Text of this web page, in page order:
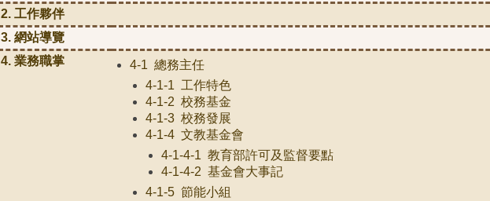
2. 工作夥伴
3. 網站導覽
4. 業務職掌
4-1 總務主任
4-1-1 工作特色
4-1-2 校務基金
4-1-3 校務發展
4-1-4 文教基金會
4-1-4-1 教育部許可及監督要點
4-1-4-2 基金會大事記
4-1-5 節能小組